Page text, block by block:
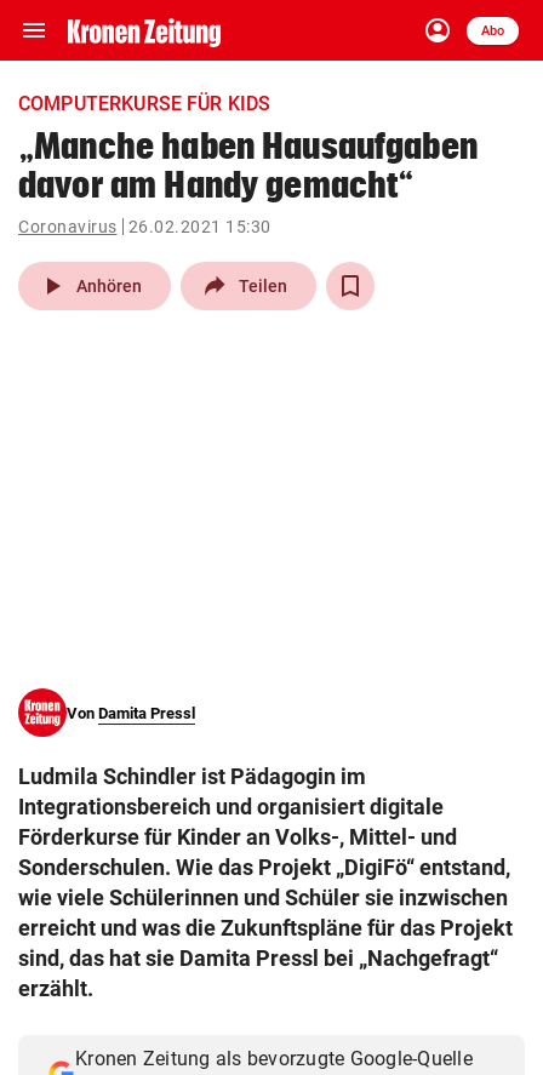
menu Navigation
ein-/ausklappen
account_circle
Anmelden
Abo
close Schließen
account_circle Anmelden
arrow_right
pin_drop
Wien arrow_right
COMPUTERKURSE FÜR KIDS
„Manche haben Hausaufgaben
davor am Handy gemacht“
Coronavirus 26.02.2021 15:30
play_arrow Anhören Teilen
Von Damita Pressl
Ludmila Schindler ist Pädagogin im
Integrationsbereich und organisiert digitale
Förderkurse für Kinder an Volks-, Mittel- und
Sonderschulen. Wie das Projekt „DigiFö“ entstand,
wie viele Schülerinnen und Schüler sie inzwischen
erreicht und was die Zukunftspläne für das Projekt
sind, das hat sie Damita Pressl bei „Nachgefragt“
erzählt.
Kronen Zeitung als bevorzugte Google-Quelle